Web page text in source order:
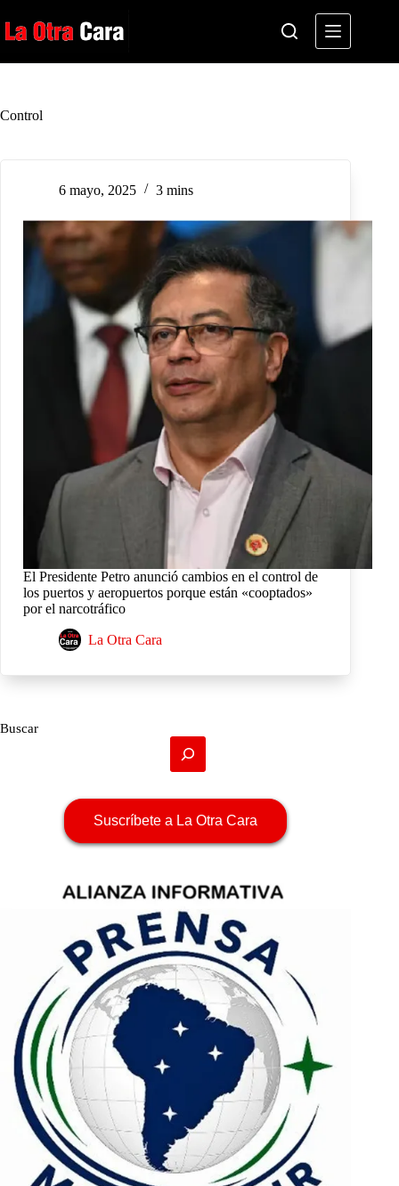
al
contenido
Control
6 mayo, 2025 3 mins
El Presidente Petro anunció cambios en el control de
los puertos y aeropuertos porque están «cooptados»
por el narcotráfico
La Otra Cara
Buscar
Suscríbete a La Otra Cara